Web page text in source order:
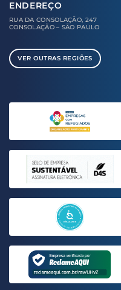
ENDEREÇO
RUA DA CONSOLAÇÃO, 247
CONSOLAÇÃO – SÃO PAULO
VER OUTRAS REGIÕES